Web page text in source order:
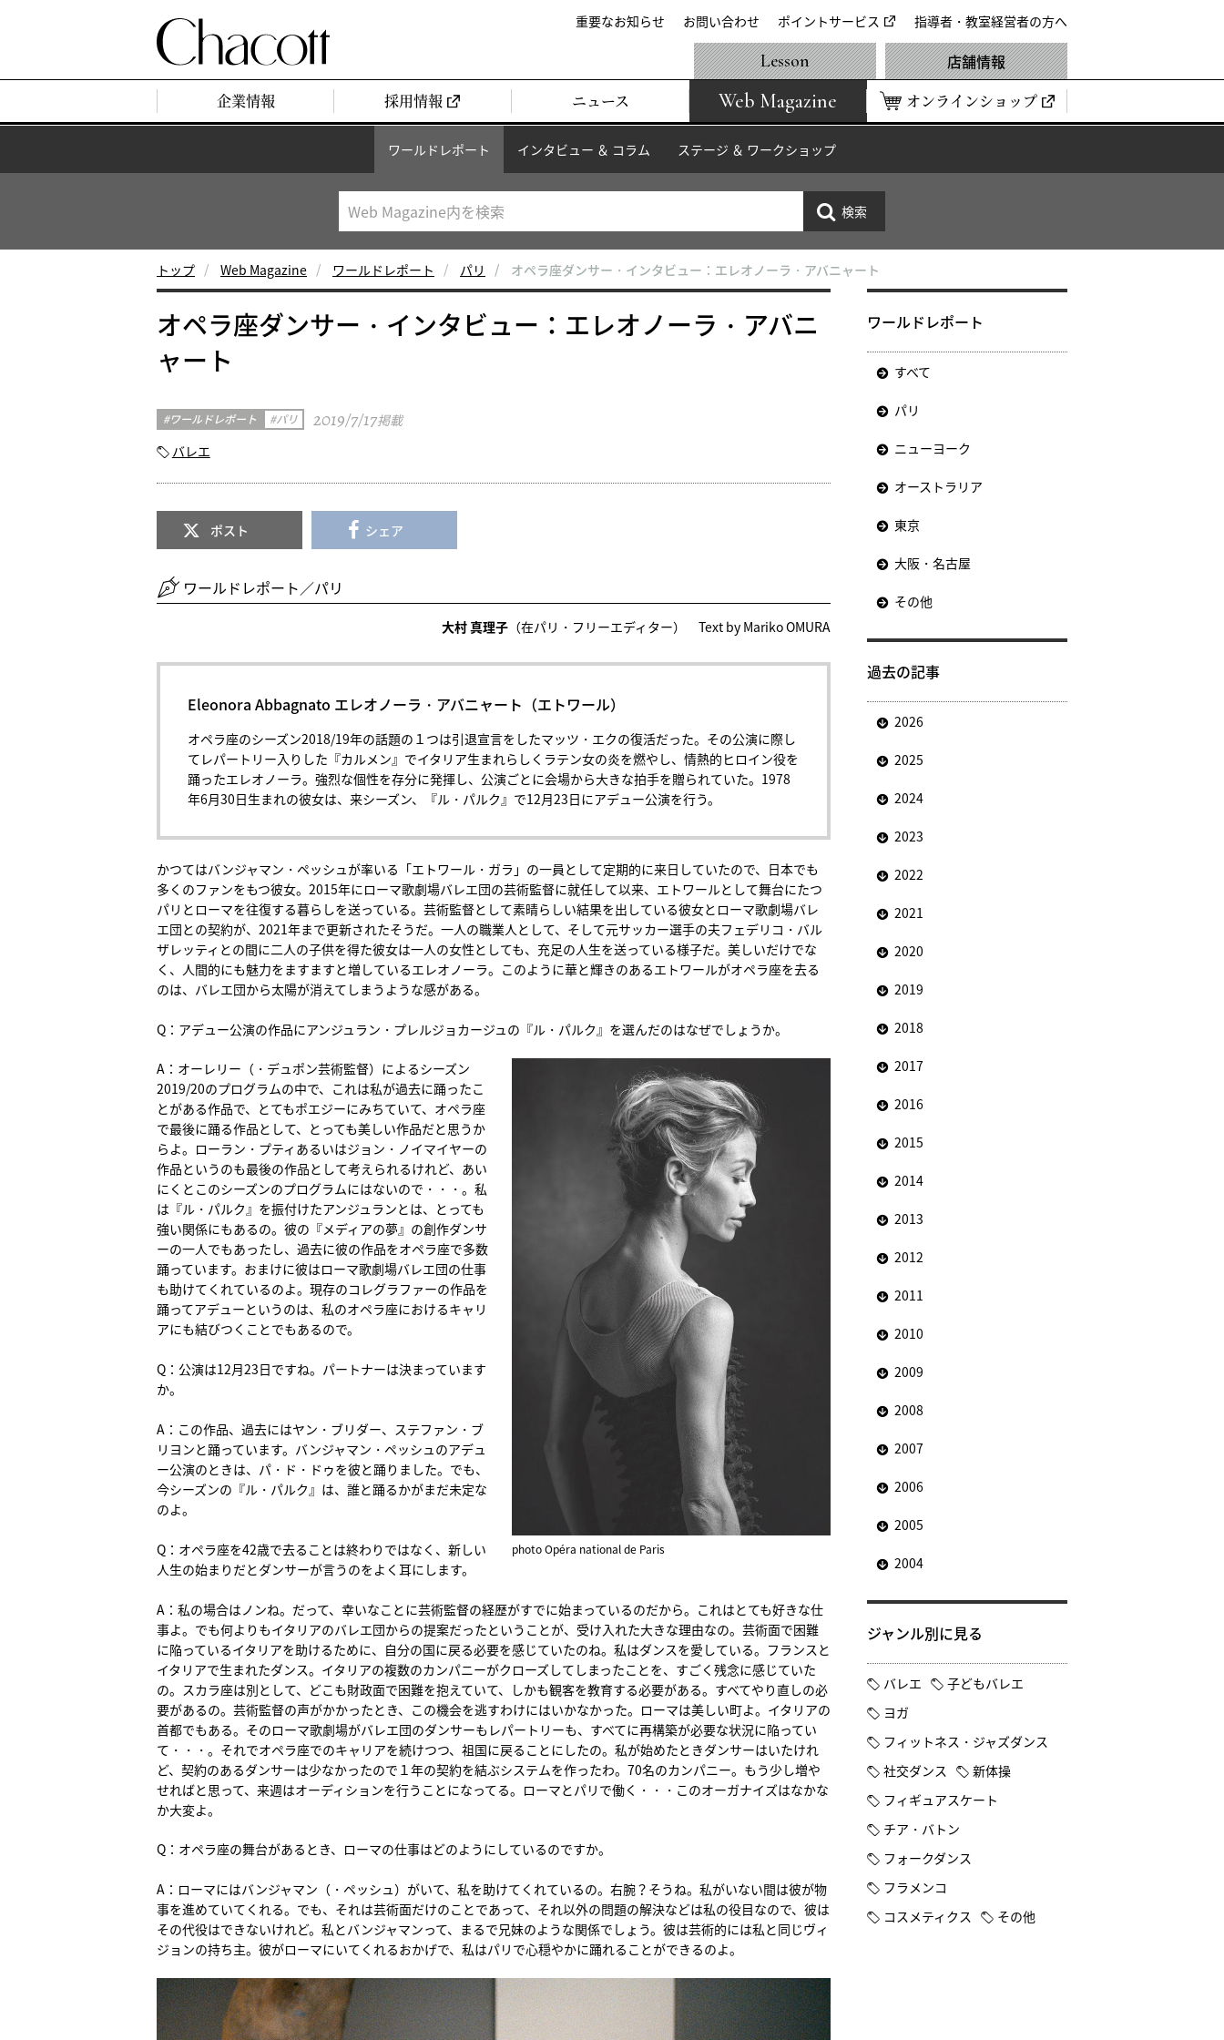
重要なお知らせ お問い合わせ ポイントサービス 指導者・教室経営者の方へ
企業情報 採用情報 ニュース Web Magazine オンラインショップ
Lesson 店舗情報
ワールドレポート インタビュー ＆ コラム ステージ ＆ ワークショップ
トップ Web Magazine ワールドレポート パリ オペラ座ダンサー・インタビュー：エレオノーラ・アバニャート
オペラ座ダンサー・インタビュー：エレオノーラ・アバニ
ャート
ワールドレポート パリ 2019/7/17掲載
バレエ
ポスト シェア
ワールドレポート／パリ
大村 真理子 （在パリ・フリーエディター） Text by Mariko OMURA
Eleonora Abbagnato エレオノーラ・アバニャート（エトワール）
オペラ座のシーズン2018/19年の話題の１つは引退宣言をしたマッツ・エクの復活だった。その公演に際し
てレパートリー入りした『カルメン』でイタリア生まれらしくラテン女の炎を燃やし、情熱的ヒロイン役を
踊ったエレオノーラ。強烈な個性を存分に発揮し、公演ごとに会場から大きな拍手を贈られていた。1978
年6月30日生まれの彼女は、来シーズン、『ル・パルク』で12月23日にアデュー公演を行う。
かつてはバンジャマン・ペッシュが率いる「エトワール・ガラ」の一員として定期的に来日していたので、日本でも
多くのファンをもつ彼女。2015年にローマ歌劇場バレエ団の芸術監督に就任して以来、エトワールとして舞台にたつ
パリとローマを往復する暮らしを送っている。芸術監督として素晴らしい結果を出している彼女とローマ歌劇場バレ
エ団との契約が、2021年まで更新されたそうだ。一人の職業人として、そして元サッカー選手の夫フェデリコ・バル
ザレッティとの間に二人の子供を得た彼女は一人の女性としても、充足の人生を送っている様子だ。美しいだけでな
く、人間的にも魅力をますますと増しているエレオノーラ。このように華と輝きのあるエトワールがオペラ座を去る
のは、バレエ団から太陽が消えてしまうような感がある。
Q：アデュー公演の作品にアンジュラン・プレルジョカージュの『ル・パルク』を選んだのはなぜでしょうか。
photo Opéra national de Paris
A：オーレリー（・デュポン芸術監督）によるシーズン
2019/20のプログラムの中で、これは私が過去に踊ったこ
とがある作品で、とてもポエジーにみちていて、オペラ座
で最後に踊る作品として、とっても美しい作品だと思うか
らよ。ローラン・プティあるいはジョン・ノイマイヤーの
作品というのも最後の作品として考えられるけれど、あい
にくとこのシーズンのプログラムにはないので・・・。私
は『ル・パルク』を振付けたアンジュランとは、とっても
強い関係にもあるの。彼の『メディアの夢』の創作ダンサ
ーの一人でもあったし、過去に彼の作品をオペラ座で多数
踊っています。おまけに彼はローマ歌劇場バレエ団の仕事
も助けてくれているのよ。現存のコレグラファーの作品を
踊ってアデューというのは、私のオペラ座におけるキャリ
アにも結びつくことでもあるので。
Q：公演は12月23日ですね。パートナーは決まっています
か。
A：この作品、過去にはヤン・ブリダー、ステファン・ブ
リヨンと踊っています。バンジャマン・ペッシュのアデュ
ー公演のときは、パ・ド・ドゥを彼と踊りました。でも、
今シーズンの『ル・パルク』は、誰と踊るかがまだ未定な
のよ。
Q：オペラ座を42歳で去ることは終わりではなく、新しい
人生の始まりだとダンサーが言うのをよく耳にします。
A：私の場合はノンね。だって、幸いなことに芸術監督の経歴がすでに始まっているのだから。これはとても好きな仕
事よ。でも何よりもイタリアのバレエ団からの提案だったということが、受け入れた大きな理由なの。芸術面で困難
に陥っているイタリアを助けるために、自分の国に戻る必要を感じていたのね。私はダンスを愛している。フランスと
イタリアで生まれたダンス。イタリアの複数のカンパニーがクローズしてしまったことを、すごく残念に感じていた
の。スカラ座は別として、どこも財政面で困難を抱えていて、しかも観客を教育する必要がある。すべてやり直しの必
要があるの。芸術監督の声がかかったとき、この機会を逃すわけにはいかなかった。ローマは美しい町よ。イタリアの
首都でもある。そのローマ歌劇場がバレエ団のダンサーもレパートリーも、すべてに再構築が必要な状況に陥ってい
て・・・。それでオペラ座でのキャリアを続けつつ、祖国に戻ることにしたの。私が始めたときダンサーはいたけれ
ど、契約のあるダンサーは少なかったので１年の契約を結ぶシステムを作ったわ。70名のカンパニー。もう少し増や
せればと思って、来週はオーディションを行うことになってる。ローマとパリで働く・・・このオーガナイズはなかな
か大変よ。
Q：オペラ座の舞台があるとき、ローマの仕事はどのようにしているのですか。
A：ローマにはバンジャマン（・ペッシュ）がいて、私を助けてくれているの。右腕？そうね。私がいない間は彼が物
事を進めていてくれる。でも、それは芸術面だけのことであって、それ以外の問題の解決などは私の役目なので、彼は
その代役はできないけれど。私とバンジャマンって、まるで兄妹のような関係でしょう。彼は芸術的には私と同じヴィ
ジョンの持ち主。彼がローマにいてくれるおかげで、私はパリで心穏やかに踊れることができるのよ。
ワールドレポート
すべて
パリ
ニューヨーク
オーストラリア
東京
大阪・名古屋
その他
過去の記事
2026
2025
2024
2023
2022
2021
2020
2019
2018
2017
2016
2015
2014
2013
2012
2011
2010
2009
2008
2007
2006
2005
2004
ジャンル別に見る
バレエ
子どもバレエ
ヨガ
フィットネス・ジャズダンス
社交ダンス
新体操
フィギュアスケート
チア・バトン
フォークダンス
フラメンコ
コスメティクス
その他